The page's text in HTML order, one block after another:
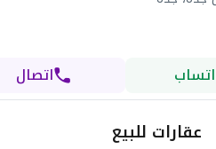
اتصال
عقارات للبيع